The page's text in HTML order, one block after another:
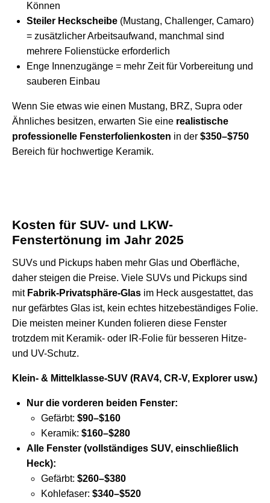
Können
Steiler Heckscheibe (Mustang, Challenger, Camaro)
= zusätzlicher Arbeitsaufwand, manchmal sind
mehrere Folienstücke erforderlich
Enge Innenzugänge = mehr Zeit für Vorbereitung und
sauberen Einbau
Wenn Sie etwas wie einen Mustang, BRZ, Supra oder
Ähnliches besitzen, erwarten Sie eine realistische
professionelle Fensterfolienkosten in der $350–$750
Bereich für hochwertige Keramik.
Kosten für SUV- und LKW-
Fenstertönung im Jahr 2025
SUVs und Pickups haben mehr Glas und Oberfläche,
daher steigen die Preise. Viele SUVs und Pickups sind
mit Fabrik-Privatsphäre-Glas im Heck ausgestattet, das
nur gefärbtes Glas ist, kein echtes hitzebeständiges Folie.
Die meisten meiner Kunden folieren diese Fenster
trotzdem mit Keramik- oder IR-Folie für besseren Hitze-
und UV-Schutz.
Klein- & Mittelklasse-SUV (RAV4, CR-V, Explorer usw.)
Nur die vorderen beiden Fenster:
Gefärbt: $90–$160
Keramik: $160–$280
Alle Fenster (vollständiges SUV, einschließlich
Heck):
Gefärbt: $260–$380
Kohlefaser: $340–$520